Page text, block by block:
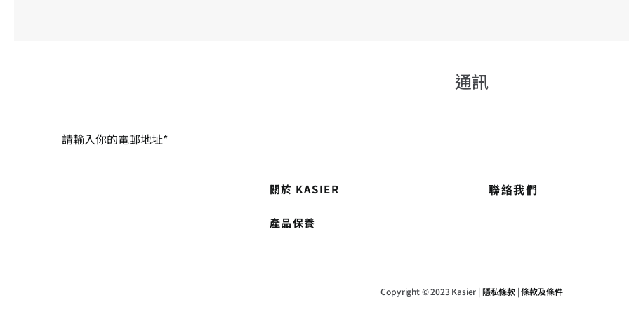
通訊
關於 KASIER
產品保養
聯絡我們
Copyright © 2023 Kasier |隱私條款 |條款及條件